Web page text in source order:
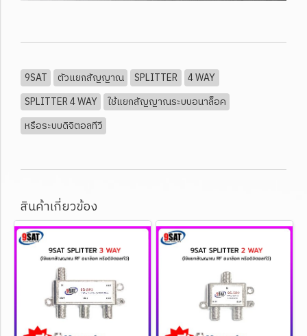
9SAT ตัวแยกสัญญาณ SPLITTER
4 WAY
SPLITTER 4 WAY
ใช้แยกสัญญาณระบบอนาล็อค
หรือระบบดิจิตอลทีวี
สินค้าเกี่ยวข้อง